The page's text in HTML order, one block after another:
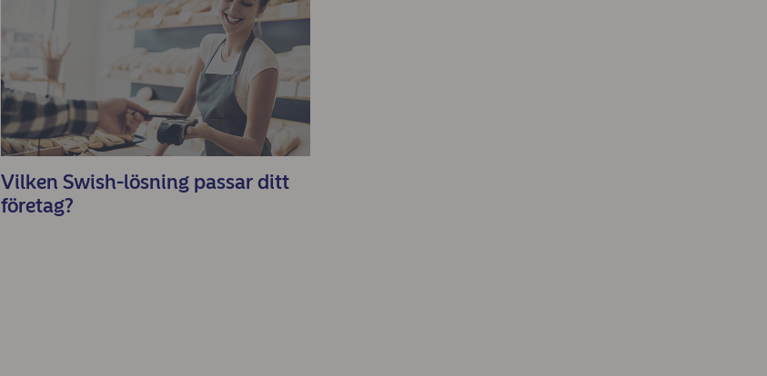
Vilken Swish-lösning passar ditt
företag?